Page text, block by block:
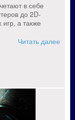
в себе
до 2D-
игр, а также
Читать далее